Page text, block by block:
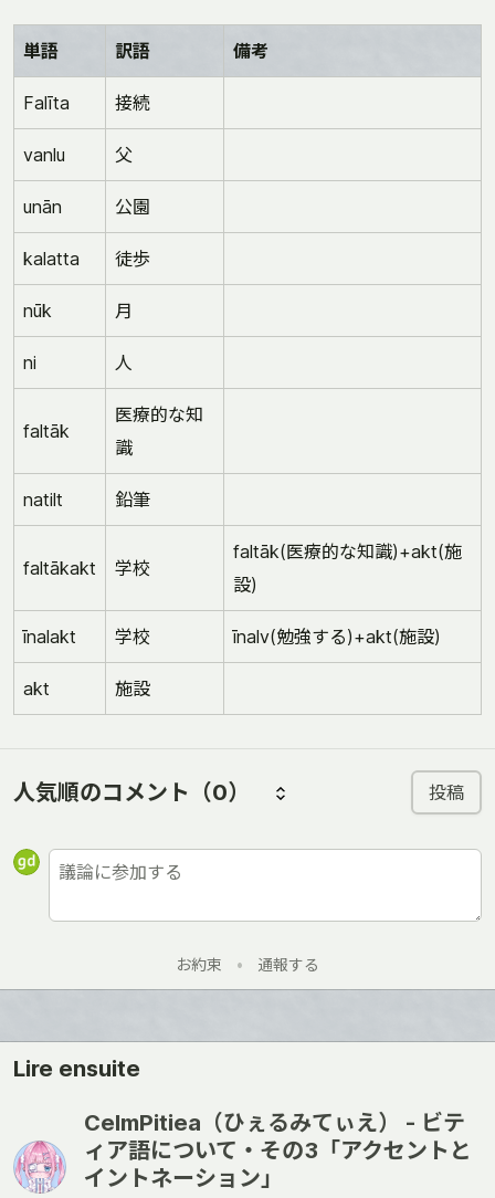
単語 訳語 備考
Falīta 接続
vanlu 父
unān 公園
kalatta 徒歩
nūk 月
ni 人
faltāk
医療的な知
識
natilt 鉛筆
faltākakt 学校
faltāk(医療的な知識)+akt(施
設)
īnalakt 学校 īnalv(勉強する)+akt(施設)
akt 施設
人気順のコメント （0） 投稿
お約束 • 通報する
Lire ensuite
CelmPitiea（ひぇるみてぃえ） - ビテ
ィア語について・その3「アクセントと
イントネーション」